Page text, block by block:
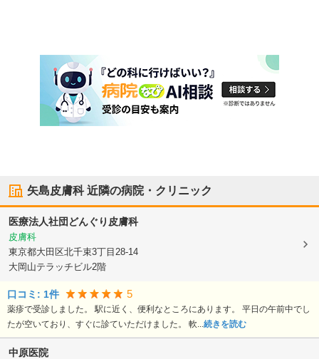
矢島皮膚科近隣の病院・クリニック
医療法人社団 どんぐり皮膚科
皮膚科
東京都大田区北千束3丁目28-14
大岡山テラッチビル2階
口コミ: 1件 5
薬疹で受診しました。 駅に近く、便利なところにあります。 平日の午前中でし
たが空いており、すぐに診ていただけました。 軟... 続きを読む
中原医院